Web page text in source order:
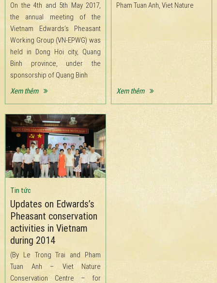
On the 4th and 5th May 2017,
the annual meeting of the
Vietnam Edwards’s Pheasant
Working Group (VN-EPWG) was
held in Dong Hoi city, Quang
Binh province, under the
sponsorship of Quang Binh
Xem thêm
Pham Tuan Anh, Viet Nature
Xem thêm
Tin tức
Updates on Edwards’s
Pheasant conservation
activities in Vietnam
during 2014
(By Le Trong Trai and Pham
Tuan Anh – Viet Nature
Conservation Centre – for